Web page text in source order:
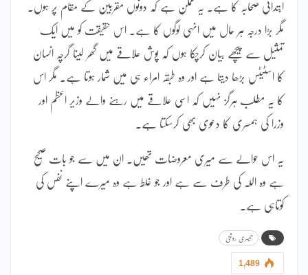
ابتدائی صحابہ کا ہے۔ یہ ممکن ہے کہ دونوں مقربین کے مقام پر ہوں۔
مگر بڑا درجہ ہر حال میں انہی لوگوں کا ہے۔ اس حقیقت کو میں ایک
تمثیل سے پیچھے بیان کرچکا ہوں کہ پوش علاقے میں گھر لینا گرچہ انسان
کا اسٹیٹس بڑھا دیتا ہے اور وہ طبقہ امراء ہی میں شمار ہوتا ہے۔ مگر اس
کا یہ مطلب ہرگز نہیں کہ اسی علاقے میں رہنے والے وزیر اعظم اور
وزرا کی ہمسری کا دعوی بھی کرسکتا ہے۔
یہ اس حوالے سے میری معروضات تھیں۔ ان میں سے جو بات صحیح
ہے وہ اللہ کی طرف سے ہے اور جو غلط ہے وہ میرے اپنے نفس کی
کوتاہی ہے۔
تیسری روشنی
1,489